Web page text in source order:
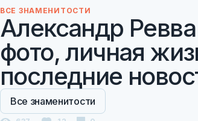
ВСЕ ЗНАМЕНИТОСТИ
Александр
фото, личная
последние
Все знаменитости